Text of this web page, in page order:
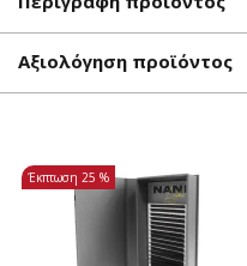
Αξιολόγηση προϊόντος
Έκπτωση 25 %